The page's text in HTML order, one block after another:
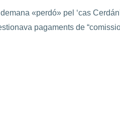
«perdó» pel ‘cas
pagaments de